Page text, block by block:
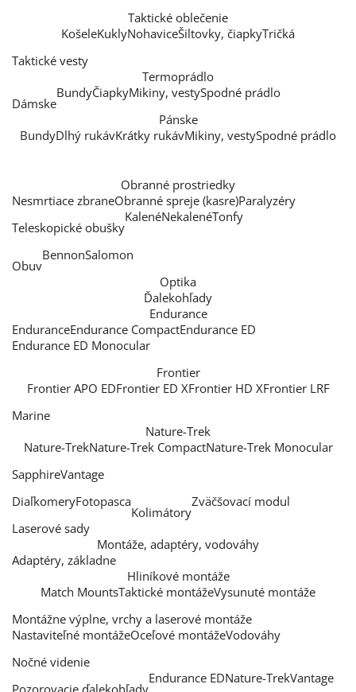
Taktické oblečenie
KošeleKuklyNohaviceŠiltovky, čiapkyTričká
Taktické vesty
Termoprádlo
Dámske
BundyČiapkyMikiny, vestySpodné prádlo
Pánske
BundyDlhý rukávKrátky rukávMikiny, vestySpodné prádlo
Obranné prostriedky
Nesmrtiace zbraneObranné spreje (kasre)Paralyzéry
Teleskopické obušky
KalenéNekalenéTonfy
Obuv
BennonSalomon
Optika
Ďalekohľady
Endurance
EnduranceEndurance CompactEndurance ED
Endurance ED Monocular
Frontier
Frontier APO EDFrontier ED XFrontier HD XFrontier LRF
Marine
Nature-Trek
Nature-TrekNature-Trek CompactNature-Trek Monocular
SapphireVantage
DiaľkomeryFotopasca
Kolimátory
Zväčšovací modul
Laserové sady
Montáže, adaptéry, vodováhy
Adaptéry, základne
Hliníkové montáže
Match MountsTaktické montážeVysunuté montáže
Montážne výplne, vrchy a laserové montáže
Nastaviteľné montážeOceľové montážeVodováhy
Nočné videnie
Endurance EDNature-TrekVantage